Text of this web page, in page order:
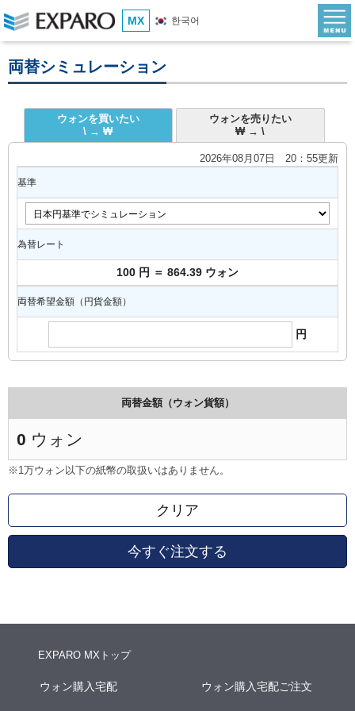
MX 한국어
両替シミュレーション
ウォンを買いたい
\ → ₩
ウォンを売りたい
₩ → \
2026年08月07日 20：55更新
基準
為替レート
100 円 ＝ 864.39 ウォン
両替希望金額（円貨金額）
円
両替金額（ウォン貨額）
0 ウォン
※1万ウォン以下の紙幣の取扱いはありません。
クリア
今すぐ注文する
EXPARO MXトップ
ウォン購入宅配 ウォン購入宅配ご注文